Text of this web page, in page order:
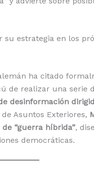
estrategia en los
ha citado
de realizar una serie
desinformación
Asuntos Exteriores,
“guerra híbrida”,
democráticas.